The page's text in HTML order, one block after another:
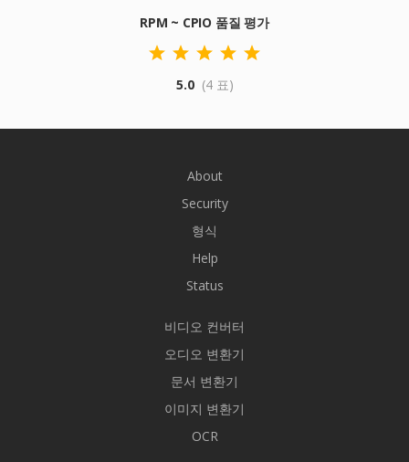
RPM ~ CPIO 품질 평가
5.0 (4 표)
About
Security
형식
Help
Status
비디오 컨버터
오디오 변환기
문서 변환기
이미지 변환기
OCR